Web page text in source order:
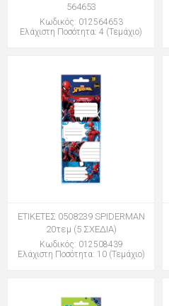
564653
Κωδικός: 012564653
Ελάχιστη Ποσότητα: 4 (Τεμάχιο)
ΕΤΙΚΕΤΕΣ 0508239 SPIDERMAN
20τεμ (5 ΣΧΕΔΙΑ)
Κωδικός: 012508439
Ελάχιστη Ποσότητα: 10 (Τεμάχιο)